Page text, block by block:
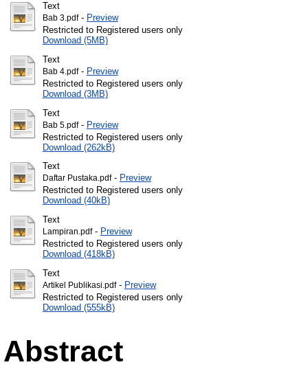
Text
Bab 3.pdf- Preview
Restricted to Registered users only
Download (5MB)
Text
Bab 4.pdf- Preview
Restricted to Registered users only
Download (3MB)
Text
Bab 5.pdf- Preview
Restricted to Registered users only
Download (262kB)
Text
Daftar Pustaka.pdf- Preview
Restricted to Registered users only
Download (40kB)
Text
Lampiran.pdf- Preview
Restricted to Registered users only
Download (418kB)
Text
Artikel Publikasi.pdf- Preview
Restricted to Registered users only
Download (555kB)
Abstract